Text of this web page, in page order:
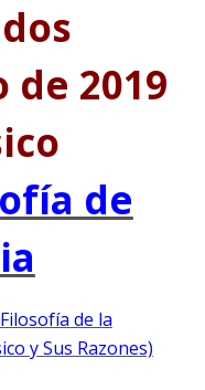
2019
de
de la
y Sus Razones)